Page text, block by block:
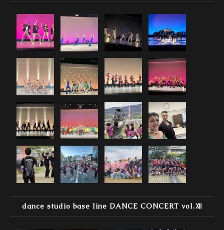
dance studio base line DANCE CONCERT vol.Ⅻ